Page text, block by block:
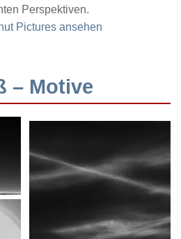
Perspektiven.
Pictures ansehen
– Motive